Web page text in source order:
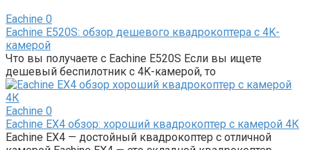
Eachine 0
Eachine E520S: обзор дешевого квадрокоптера с 4K-
камерой
Что вы получаете с Eachine E520S Если вы ищете
дешевый беспилотник с 4K-камерой, то
Eachine 0
Eachine EX4 обзор: хороший квадрокоптер с камерой 4К
Eachine EX4 — достойный квадрокоптер с отличной